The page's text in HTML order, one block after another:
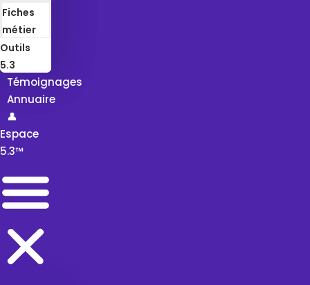
Fiches
métier
Outils
5.3
Témoignages
Annuaire
👤
Espace
5.3™